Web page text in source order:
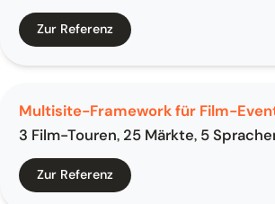
Zur Referenz
Multisite-Framework für Film-
3 Film-Touren, 25 Märkte, 5
Zur Referenz